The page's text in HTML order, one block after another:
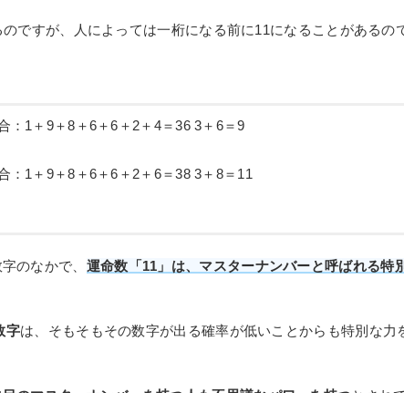
ですが、人によっては一桁になる前に11になることがあるの
：1＋9＋8＋6＋6＋2＋4＝36 3＋6＝9
：1＋9＋8＋6＋6＋2＋6＝38 3＋8＝11
のなかで、 運命数「11」は、マスターナンバーと呼ばれる特
字は、そもそもその数字が出る確率が低いことからも特別な力